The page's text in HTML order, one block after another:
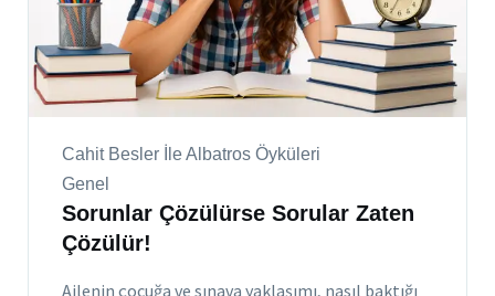
Cahit Besler İle Albatros Öyküleri
Genel
Sorunlar Çözülürse Sorular Zaten
Çözülür!
Ailenin çocuğa ve sınava yaklaşımı, nasıl baktığı